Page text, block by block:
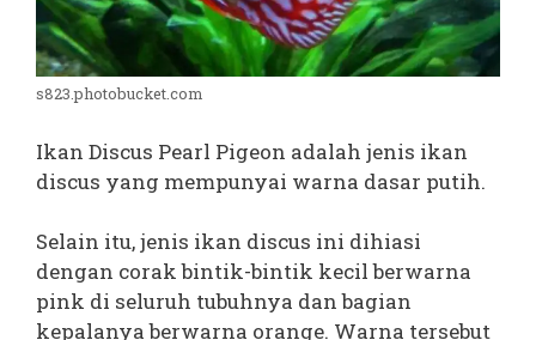
s823.photobucket.com
Ikan Discus Pearl Pigeon adalah jenis ikan
discus yang mempunyai warna dasar putih.
Selain itu, jenis ikan discus ini dihiasi
dengan corak bintik-bintik kecil berwarna
pink di seluruh tubuhnya dan bagian
kepalanya berwarna orange. Warna tersebut